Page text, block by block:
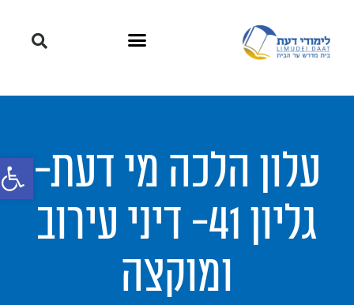
פתח עלון הלכה מי דעת-
גליון 41- דיני עירוב
ומוקצה